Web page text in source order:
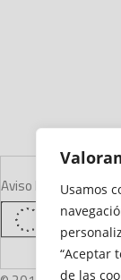
Usamos
“Aceptar
de las
Aviso Legal